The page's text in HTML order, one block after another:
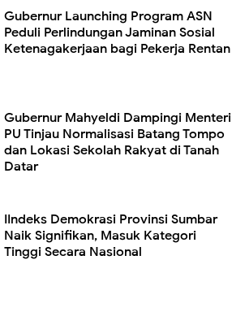
Gubernur Launching Program ASN
Peduli Perlindungan Jaminan Sosial
Ketenagakerjaan bagi Pekerja Rentan
Gubernur Mahyeldi Dampingi Menteri
PU Tinjau Normalisasi Batang Tompo
dan Lokasi Sekolah Rakyat di Tanah
Datar
IIndeks Demokrasi Provinsi Sumbar
Naik Signifikan, Masuk Kategori
Tinggi Secara Nasional